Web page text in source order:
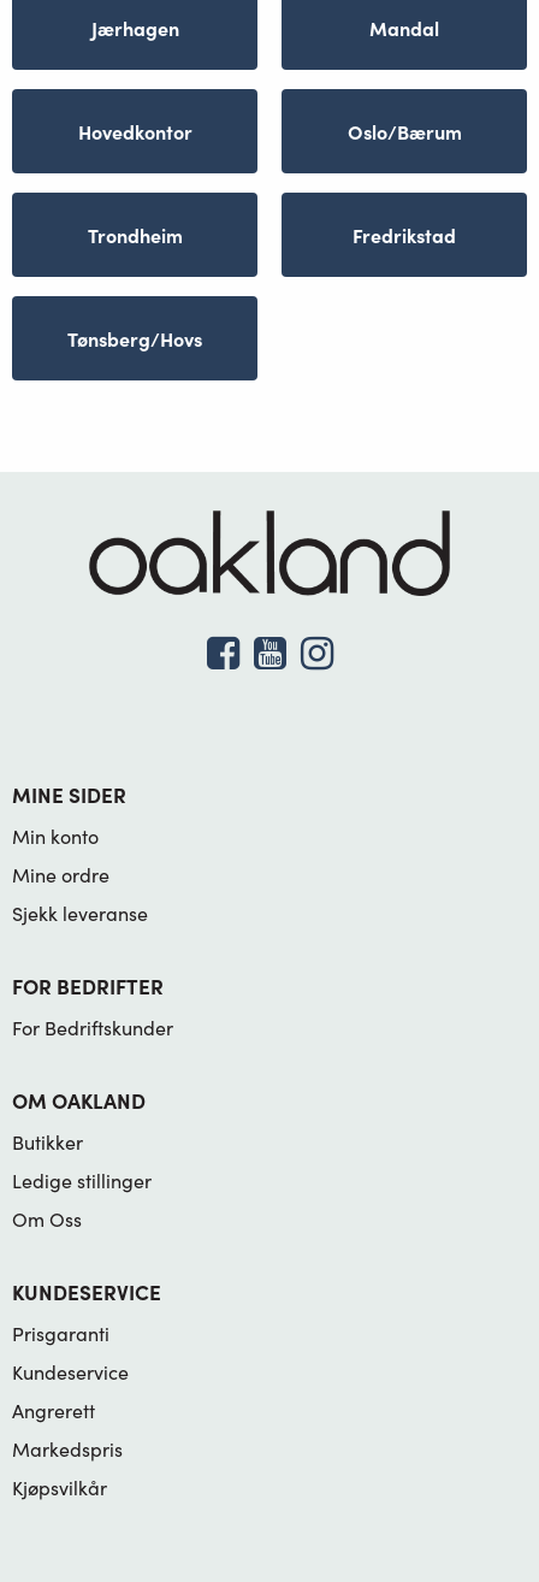
Jærhagen Mandal
Hovedkontor Oslo/Bærum
Trondheim Fredrikstad
Tønsberg/Hovs
MINE SIDER
Min konto
Mine ordre
Sjekk leveranse
FOR BEDRIFTER
For Bedriftskunder
OM OAKLAND
Butikker
Ledige stillinger
Om Oss
KUNDESERVICE
Prisgaranti
Kundeservice
Angrerett
Markedspris
Kjøpsvilkår